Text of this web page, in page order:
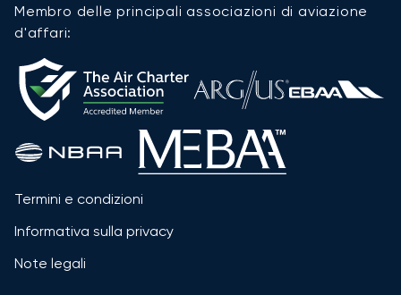
Membro delle principali associazioni di aviazione
d'affari:
Termini e condizioni
Informativa sulla privacy
Note legali